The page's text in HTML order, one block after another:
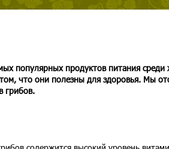
популярных продуктов питания среди
что они полезны для здоровья. Мы
грибов.